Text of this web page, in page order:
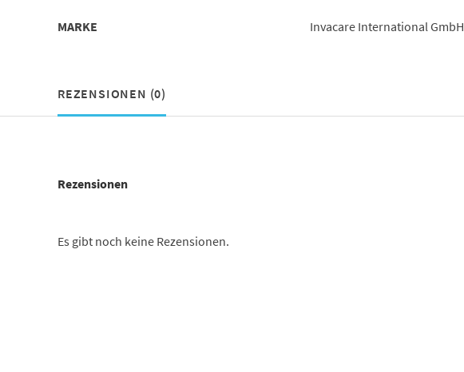
MARKE Invacare International GmbH
REZENSIONEN (0)
Rezensionen
Es gibt noch keine Rezensionen.